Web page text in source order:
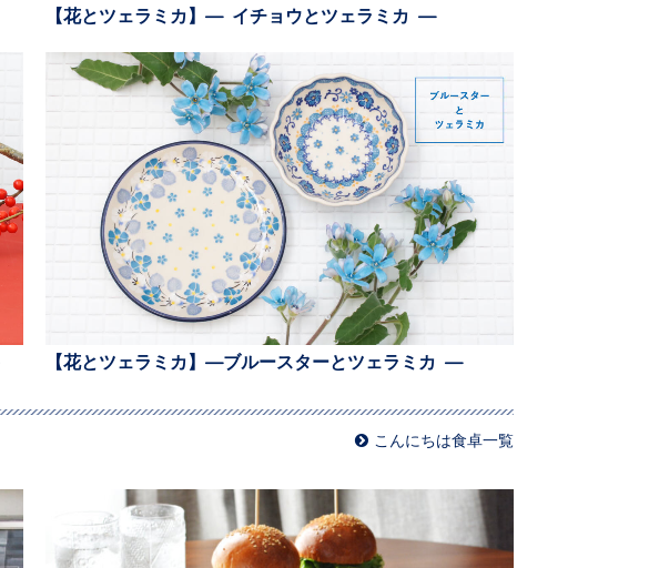
【花とツェラミカ】— イチョウとツェラミカ —
【花とツェラミカ】—ブルースターとツェラミカ —
こんにちは食卓一覧